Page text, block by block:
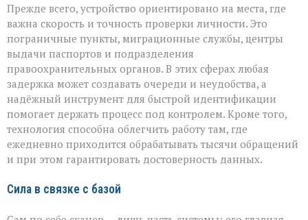
Прежде всего, устройство ориентировано на места, где
важна скорость и точность проверки личности. Это
пограничные пункты, миграционные службы, центры
выдачи паспортов и подразделения
правоохранительных органов. В этих сферах любая
задержка может создавать очереди и неудобства, а
надёжный инструмент для быстрой идентификации
помогает держать процесс под контролем. Кроме того,
технология способна облегчить работу там, где
ежедневно приходится обрабатывать тысячи обращений
и при этом гарантировать достоверность данных.
Сила в связке с базой